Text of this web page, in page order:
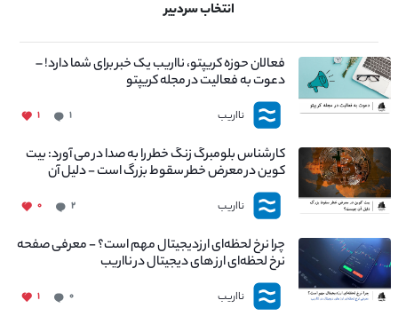
انتخاب سردبیر
فعالان حوزه کریپتو، نااریب یک خبر برای شما دارد! –
دعوت به فعالیت در مجله کریپتو
نااریب ۱ ۱
کارشناس بلومبرگ زنگ خطر را به صدا در می آورد: بیت
کوین در معرض خطر سقوط بزرگ است - دلیل آن
چیست؟
نااریب ۲ ۰
چرا نرخ لحظه‌ای ارزدیجیتال مهم است؟ - معرفی صفحه
نرخ لحظه‌ای ارز های دیجیتال در نااریب
نااریب ۰ ۱